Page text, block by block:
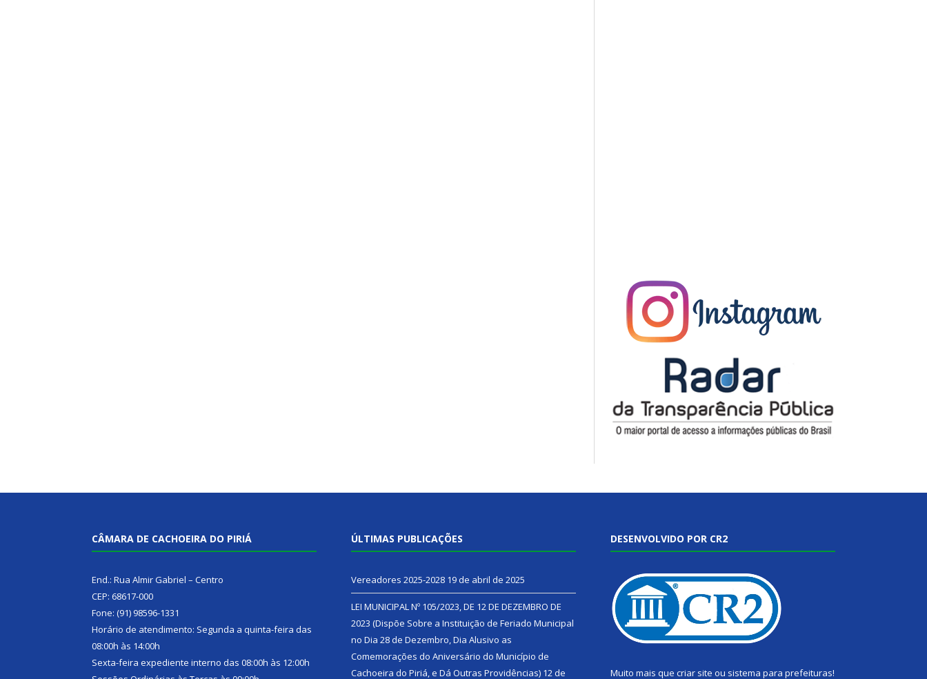
CÂMARA DE CACHOEIRA DO PIRIÁ
End.: Rua Almir Gabriel – Centro
CEP: 68617-000
Fone: (91) 98596-1331
Horário de atendimento: Segunda a quinta-feira das
08:00h às 14:00h
Sexta-feira expediente interno das 08:00h às 12:00h
ÚLTIMAS PUBLICAÇÕES
Vereadores 2025-2028 19 de abril de 2025
LEI MUNICIPAL Nº 105/2023, DE 12 DE DEZEMBRO DE
2023 (Dispõe Sobre a Instituição de Feriado Municipal
no Dia 28 de Dezembro, Dia Alusivo as
Comemorações do Aniversário do Município de
Cachoeira do Piriá, e Dá Outras Providências) 12 de
DESENVOLVIDO POR CR2
Muito mais que criar site ou sistema para prefeituras!